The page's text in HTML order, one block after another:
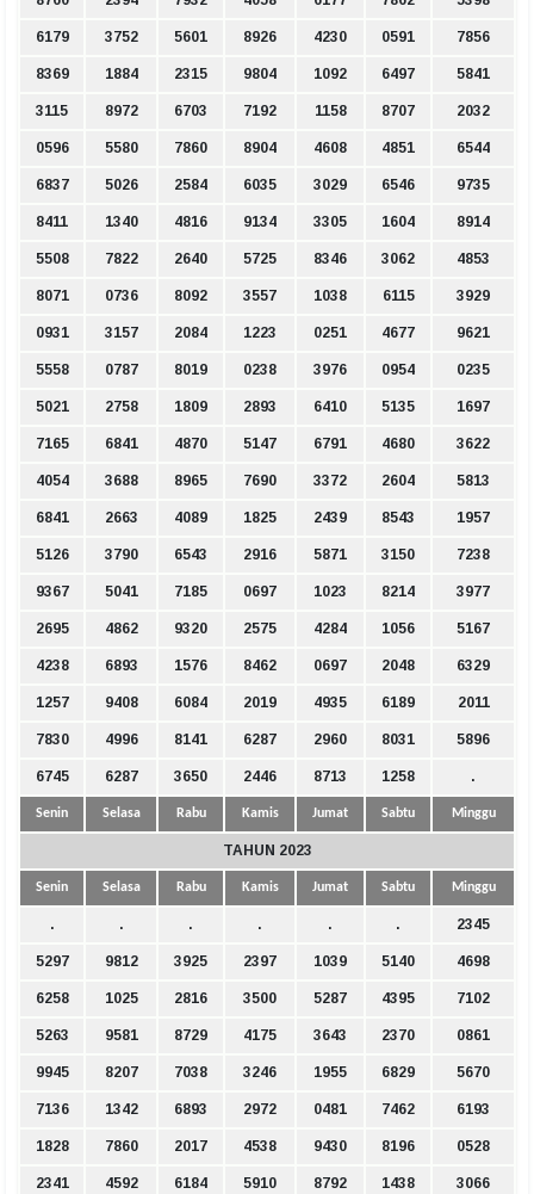
6179 3752 5601 8926 4230 0591 7856
8369 1884 2315 9804 1092 6497 5841
3115 8972 6703 7192 1158 8707 2032
0596 5580 7860 8904 4608 4851 6544
6837 5026 2584 6035 3029 6546 9735
8411 1340 4816 9134 3305 1604 8914
5508 7822 2640 5725 8346 3062 4853
8071 0736 8092 3557 1038 6115 3929
0931 3157 2084 1223 0251 4677 9621
5558 0787 8019 0238 3976 0954 0235
5021 2758 1809 2893 6410 5135 1697
7165 6841 4870 5147 6791 4680 3622
4054 3688 8965 7690 3372 2604 5813
6841 2663 4089 1825 2439 8543 1957
5126 3790 6543 2916 5871 3150 7238
9367 5041 7185 0697 1023 8214 3977
2695 4862 9320 2575 4284 1056 5167
4238 6893 1576 8462 0697 2048 6329
1257 9408 6084 2019 4935 6189 2011
7830 4996 8141 6287 2960 8031 5896
6745 6287 3650 2446 8713 1258 .
Senin Selasa Rabu Kamis Jumat Sabtu Minggu
TAHUN 2023
Senin Selasa Rabu Kamis Jumat Sabtu Minggu
. . . . . . 2345
5297 9812 3925 2397 1039 5140 4698
6258 1025 2816 3500 5287 4395 7102
5263 9581 8729 4175 3643 2370 0861
9945 8207 7038 3246 1955 6829 5670
7136 1342 6893 2972 0481 7462 6193
1828 7860 2017 4538 9430 8196 0528
2341 4592 6184 5910 8792 1438 3066